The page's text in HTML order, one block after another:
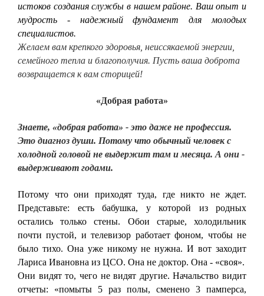
истоков создания службы в нашем районе. Ваш опыт и
мудрость - надежный фундамент для молодых
специалистов.
Желаем вам крепкого здоровья, неиссякаемой энергии,
семейного тепла и благополучия. Пусть ваша доброта
возвращается к вам сторицей!
«Добрая работа»
Знаете, «добрая работа» - это даже не профессия.
Это диагноз души. Потому что обычный человек с
холодной головой не выдержит там и месяца. А они -
выдерживают годами.
Потому что они приходят туда, где никто не ждет.
Представьте: есть бабушка, у которой из родных
остались только стены. Обои старые, холодильник
почти пустой, и телевизор работает фоном, чтобы не
было тихо. Она уже никому не нужна. И вот заходит
Лариса Ивановна из ЦСО. Она не доктор. Она - «своя».
Они видят то, чего не видят другие. Начальство видит
отчеты: «помыты 5 раз полы, сменено 3 памперса,